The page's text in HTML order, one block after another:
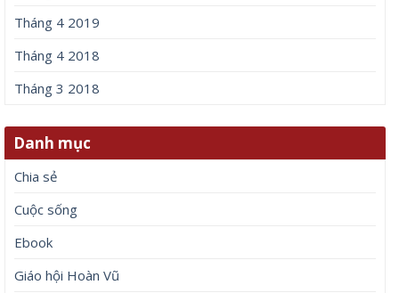
Tháng 4 2019
Tháng 4 2018
Tháng 3 2018
Danh mục
Chia sẻ
Cuộc sống
Ebook
Giáo hội Hoàn Vũ